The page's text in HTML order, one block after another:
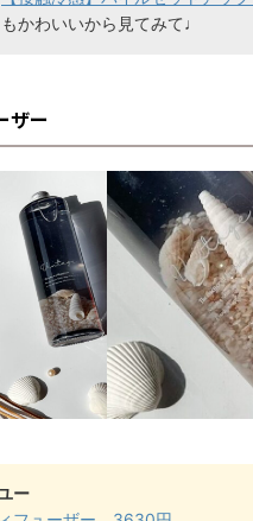
もかわいいから見てみて♩
ザー
ー